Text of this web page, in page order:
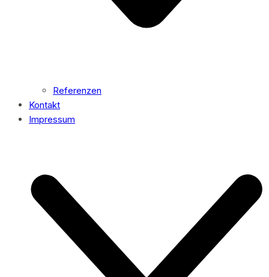
Referenzen
Kontakt
Impressum